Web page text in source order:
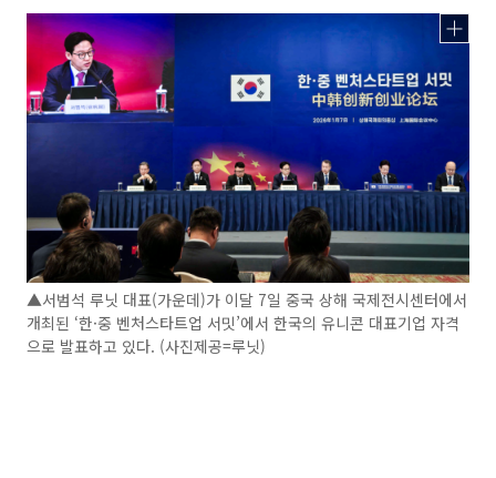
▲서범석 루닛 대표(가운데)가 이달 7일 중국 상해 국제전시센터에서
개최된 ‘한·중 벤처스타트업 서밋’에서 한국의 유니콘 대표기업 자격
으로 발표하고 있다. (사진제공=루닛)